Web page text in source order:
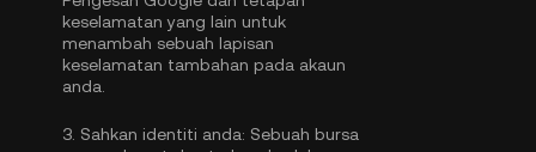
keselamatan yang lain untuk
menambah sebuah lapisan
keselamatan tambahan pada akaun
anda.
3. Sahkan identiti anda: Sebuah bursa